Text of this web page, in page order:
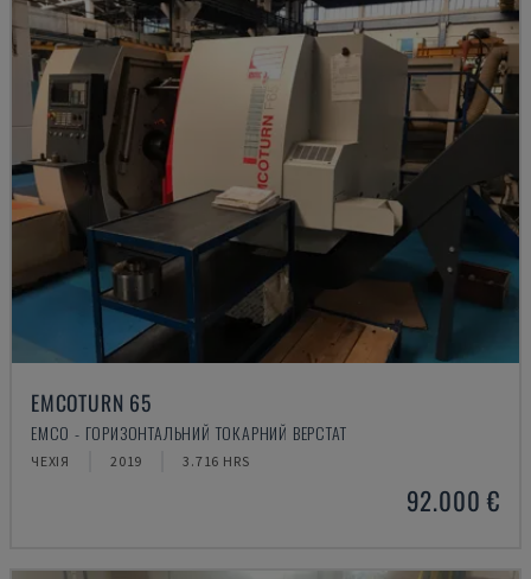
EMCOTURN 65
EMCO - ГОРИЗОНТАЛЬНИЙ ТОКАРНИЙ ВЕРСТАТ
ЧЕХІЯ 2019 3.716 HRS
92.000 €